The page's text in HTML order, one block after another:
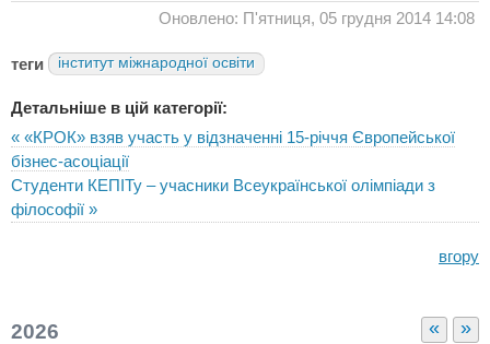
Оновлено: П'ятниця, 05 грудня 2014 14:08
теги інститут міжнародної освіти
Детальніше в цій категорії:
« «КРОК» взяв участь у відзначенні 15-річчя Європейської
бізнес-асоціації
Студенти КЕПІТу – учасники Всеукраїнської олімпіади з
філософії »
вгору
« »
2026